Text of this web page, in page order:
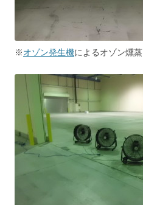
※オゾン発生機によるオゾン燻蒸